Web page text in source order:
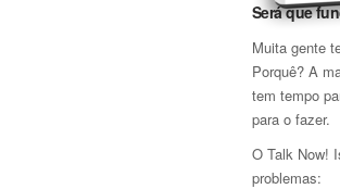
Será que
Muita gente
Porquê? A
tem tempo
para o fazer.
O Talk Now!
problemas: